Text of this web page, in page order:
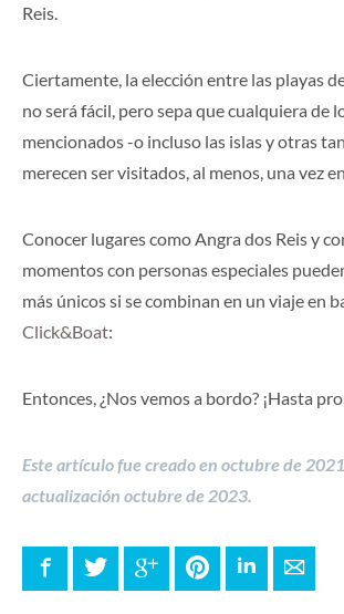
Reis.
Ciertamente, la elección entre las playas
no será fácil, pero sepa que cualquiera de
mencionados -o incluso las islas y otras
merecen ser visitados, al menos, una vez
Conocer lugares como Angra dos Reis y
momentos con personas especiales
más únicos si se combinan en un viaje en
Click&Boat:
Entonces, ¿Nos vemos a bordo? ¡Hasta
Este artículo fue creado en octubre de
actualización octubre de 2023.
FacebookTwitter Google+ PinterestLinkedInE-mail